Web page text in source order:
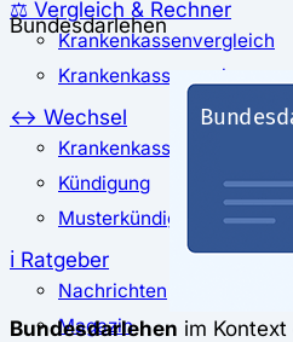
⚖️ Vergleich & Rechner
Krankenkassenvergleich
Krankenkassenrechner
↔ Wechsel
Krankenkassenwechsel
Kündigung
Musterkündigung
ℹ Ratgeber
Nachrichten
Magazin
Bundesdarlehen
Bundesdarlehen im